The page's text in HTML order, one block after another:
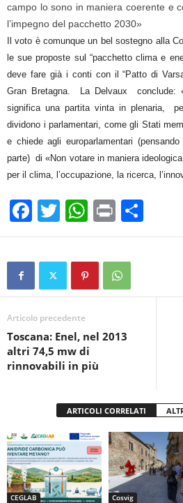
campo lo sono in maniera coerente e
l’impegno del pacchetto 2030»
Il voto è comunque un bel sostegno alla
le sue proposte sul “pacchetto clima e
deve fare già i conti con il “Patto di
Gran Bretagna. La Delvaux conclude:
significa una partita vinta in plenaria,
dividono i parlamentari, come gli Stati
e chiede agli europarlamentari
parte) di «Non votare in maniera
per il clima, l’occupazione, la ricerca,
F
a
c
b
o
o
k
T
wi
tt
W
h
at
s
A
p
Pr
in
t
o
vi
Articolo precedente
Toscana: Enel, nel 2013
altri 74,5 mw di
rinnovabili in più
ARTICOLI CORRELATI
CEGLAB Cosvig